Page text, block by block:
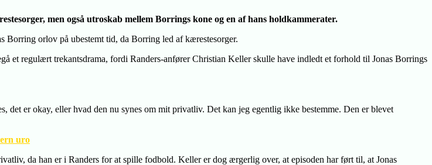
men også utroskab mellem Borrings kone og en af hans holdkammerater.
Borring orlov på ubestemt tid, da Borring led af kærestesorger.
et regulært trekantsdrama, fordi Randers-anfører Christian Keller skulle have indledt et forhold til Jonas Borrings
det er okay, eller hvad den nu synes om mit privatliv. Det kan jeg egentlig ikke bestemme. Den er blevet
uro
da han er i Randers for at spille fodbold. Keller er dog ærgerlig over, at episoden har ført til, at Jonas